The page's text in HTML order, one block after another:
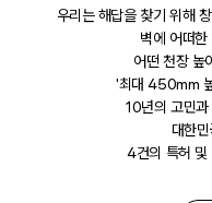
우리는 해답을 찾기 위해
벽에 어떠한
어떤 천장 높
'최대 450mm
10년의 고민
대한
4건의 특허 및